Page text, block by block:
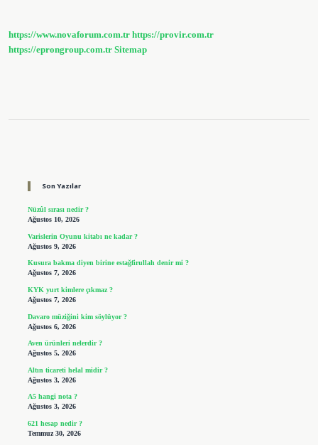
https://www.novaforum.com.tr https://provir.com.tr
https://eprongroup.com.tr Sitemap
Son Yazılar
Nüzûl sırası nedir ?
Ağustos 10, 2026
Varislerin Oyunu kitabı ne kadar ?
Ağustos 9, 2026
Kusura bakma diyen birine estağfirullah denir mi ?
Ağustos 7, 2026
KYK yurt kimlere çıkmaz ?
Ağustos 7, 2026
Davaro müziğini kim söylüyor ?
Ağustos 6, 2026
Aven ürünleri nelerdir ?
Ağustos 5, 2026
Altın ticareti helal midir ?
Ağustos 3, 2026
A5 hangi nota ?
Ağustos 3, 2026
621 hesap nedir ?
Temmuz 30, 2026